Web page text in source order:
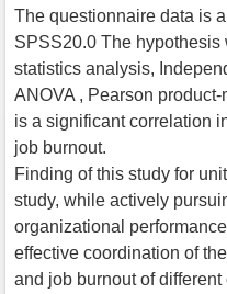
The questionnaire data is
SPSS20.0 The
statistics analysis,
ANOVA , Pearson
is a significant correlation
job burnout.
Finding of this study for
study, while actively
organizational
effective coordination of
and job burnout of